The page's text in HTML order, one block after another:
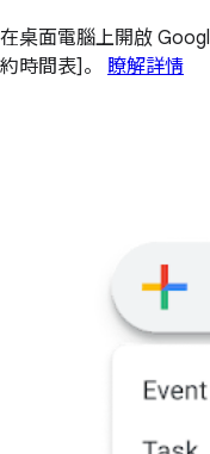
在桌面電腦上開啟
約時間表]。 瞭解詳情